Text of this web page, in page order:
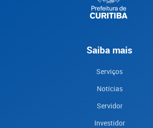
Saiba mais
Serviços
Notícias
Servidor
Investidor